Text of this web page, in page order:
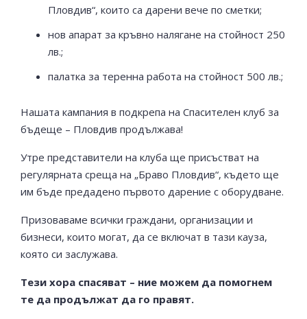
Пловдив“, които са дарени вече по сметки;
нов апарат за кръвно налягане на стойност 250
лв.;
палатка за теренна работа на стойност 500 лв.;
Нашата кампания в подкрепа на Спасителен клуб за
бъдеще – Пловдив продължава!
Утре представители на клуба ще присъстват на
регулярната среща на „Браво Пловдив“, където ще
им бъде предадено първото дарение с оборудване.
Призоваваме всички граждани, организации и
бизнеси, които могат, да се включат в тази кауза,
която си заслужава.
Тези хора спасяват – ние можем да помогнем
те да продължат да го правят.